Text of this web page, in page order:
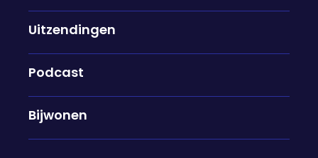
Uitzendingen
Podcast
Bijwonen
Het geklapte overleg tussen
kabinet en vakbonden: "We
hebben oprecht geprobeerd om
eruit te komen"
Dinsdag werd bekend dat de verhoging van de
AOW-leeftijd van tafel gaat. Toch zijn de